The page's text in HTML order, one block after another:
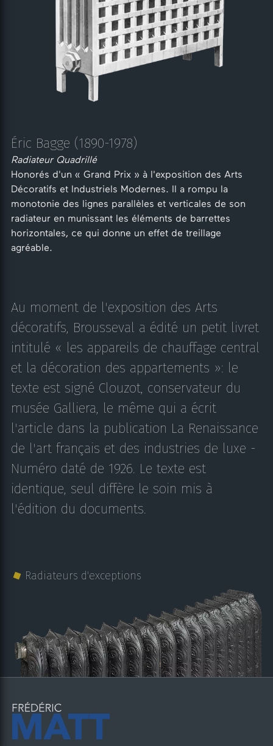
Éric Bagge (1890-1978)
Radiateur Quadrillé
Honorés d'un « Grand Prix » à l'exposition des Arts
Décoratifs et Industriels Modernes. Il a rompu la
monotonie des lignes parallèles et verticales de son
radiateur en munissant les éléments de barrettes
horizontales, ce qui donne un effet de treillage
agréable.
Au moment de l'exposition des Arts
décoratifs, Brousseval a édité un petit livret
intitulé « les appareils de chauffage central
et la décoration des appartements »: le
texte est signé Clouzot, conservateur du
musée Galliera, le même qui a écrit
l'article dans la publication La Renaissance
de l'art français et des industries de luxe -
Numéro daté de 1926. Le texte est
identique, seul diffère le soin mis à
l'édition du documents.
Radiateurs d'exceptions